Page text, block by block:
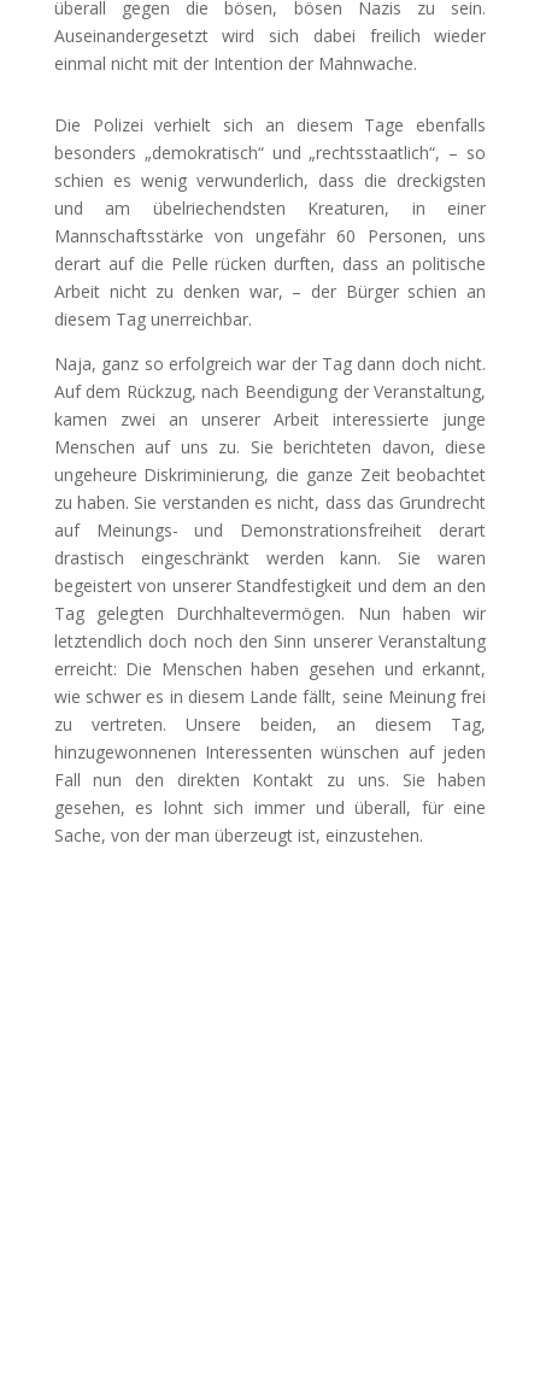
überall gegen die bösen, bösen Nazis zu sein.
Auseinandergesetzt wird sich dabei freilich wieder
einmal nicht mit der Intention der Mahnwache.
Die Polizei verhielt sich an diesem Tage ebenfalls
besonders „demokratisch“ und „rechtsstaatlich“, – so
schien es wenig verwunderlich, dass die dreckigsten
und am übelriechendsten Kreaturen, in einer
Mannschaftsstärke von ungefähr 60 Personen, uns
derart auf die Pelle rücken durften, dass an politische
Arbeit nicht zu denken war, – der Bürger schien an
diesem Tag unerreichbar.
Naja, ganz so erfolgreich war der Tag dann doch nicht.
Auf dem Rückzug, nach Beendigung der Veranstaltung,
kamen zwei an unserer Arbeit interessierte junge
Menschen auf uns zu. Sie berichteten davon, diese
ungeheure Diskriminierung, die ganze Zeit beobachtet
zu haben. Sie verstanden es nicht, dass das Grundrecht
auf Meinungs- und Demonstrationsfreiheit derart
drastisch eingeschränkt werden kann. Sie waren
begeistert von unserer Standfestigkeit und dem an den
Tag gelegten Durchhaltevermögen. Nun haben wir
letztendlich doch noch den Sinn unserer Veranstaltung
erreicht: Die Menschen haben gesehen und erkannt,
wie schwer es in diesem Lande fällt, seine Meinung frei
zu vertreten. Unsere beiden, an diesem Tag,
hinzugewonnenen Interessenten wünschen auf jeden
Fall nun den direkten Kontakt zu uns. Sie haben
gesehen, es lohnt sich immer und überall, für eine
Sache, von der man überzeugt ist, einzustehen.